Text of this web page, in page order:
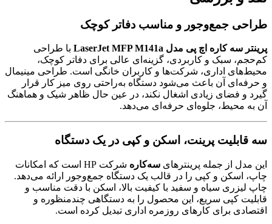
طراحی جمع‌وجور و مناسب دفاتر کوچک
پرینتر سه کاره اچ پی مدل LaserJet MFP M141a
با طراحی
کم‌حجم، سبک و کاربردی، گزینه‌ای عالی برای دفاتر کوچک،
محیط‌های اداری، شرکت‌ها و کاربران خانگی است. طراحی مینیمال
و حرفه‌ای آن باعث می‌شود دستگاه به‌راحتی روی میز کار قرار
گیرد و فضای زیادی اشغال نکند، در عین حال ظاهر شیک و هماهنگ
آن به محیط، جلوه‌ای حرفه‌ای می‌دهد.
سه قابلیت پرینت، اسکن و کپی در یک دستگاه
این مدل از جمله پرینترهای سه‌کاره
شرکت HP است که امکانات
چاپ، اسکن و کپی را در قالب یک دستگاه جمع‌وجور ارائه می‌دهد.
چاپ لیزری سیاه و سفید با کیفیت بالا، اسکن با دقت مناسب و
قابلیت کپی سریع، این محصول را به دستگاهی چندمنظوره و
اقتصادی برای کارهای روزمره اداری تبدیل کرده است.